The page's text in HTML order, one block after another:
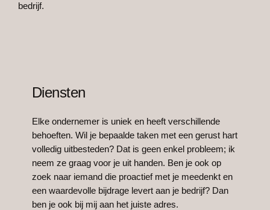
bedrijf.
Diensten
Elke ondernemer is uniek en heeft verschillende
behoeften. Wil je bepaalde taken met een gerust hart
volledig uitbesteden? Dat is geen enkel probleem; ik
neem ze graag voor je uit handen. Ben je ook op
zoek naar iemand die proactief met je meedenkt en
een waardevolle bijdrage levert aan je bedrijf? Dan
ben je ook bij mij aan het juiste adres.